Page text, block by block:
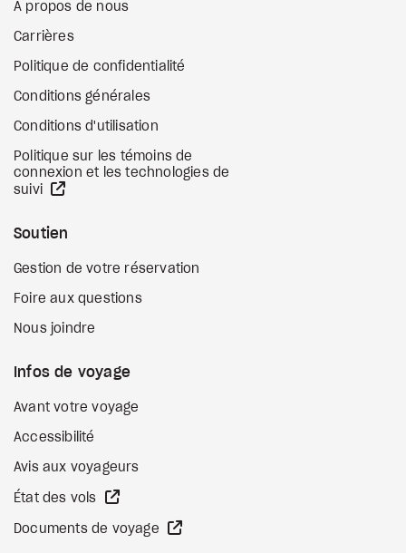
À propos de nous
Carrières
Politique de confidentialité
Conditions générales
Conditions d'utilisation
Politique sur les témoins de
connexion et les technologies de
suivi
Soutien
Gestion de votre réservation
Foire aux questions
Nous joindre
Infos de voyage
Avant votre voyage
Accessibilité
Avis aux voyageurs
État des vols
Documents de voyage